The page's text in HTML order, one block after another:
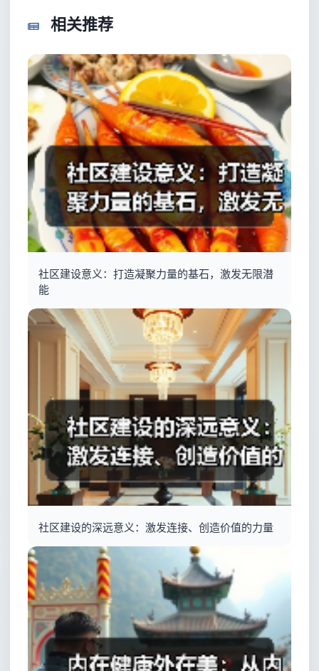
相关推荐
社区建设意义：打造凝聚力量的基石，激发无限潜
能
社区建设的深远意义：激发连接、创造价值的力量